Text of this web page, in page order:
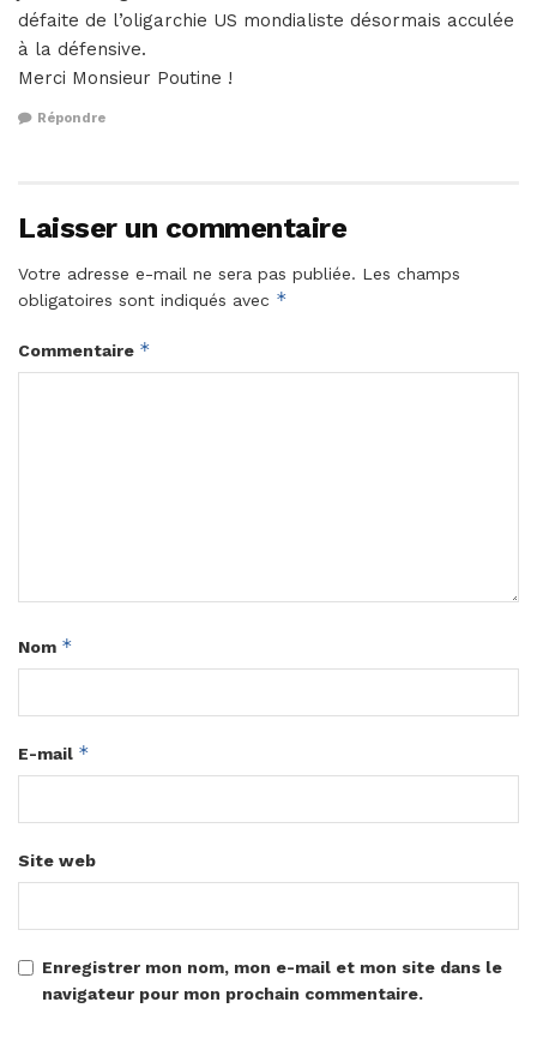
défaite de l’oligarchie US mondialiste désormais acculée
à la défensive.
Merci Monsieur Poutine !
Répondre
Laisser un commentaire
Votre adresse e-mail ne sera pas publiée. Les champs
obligatoires sont indiqués avec *
Commentaire *
Nom *
E-mail *
Site web
Enregistrer mon nom, mon e-mail et mon site dans le
navigateur pour mon prochain commentaire.